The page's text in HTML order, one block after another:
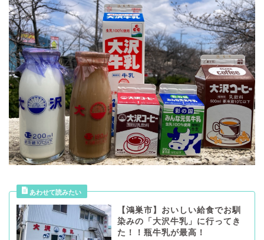
【鴻巣市】おいしい給食でお馴
染みの「大沢牛乳」に行ってき
た！！瓶牛乳が最高！